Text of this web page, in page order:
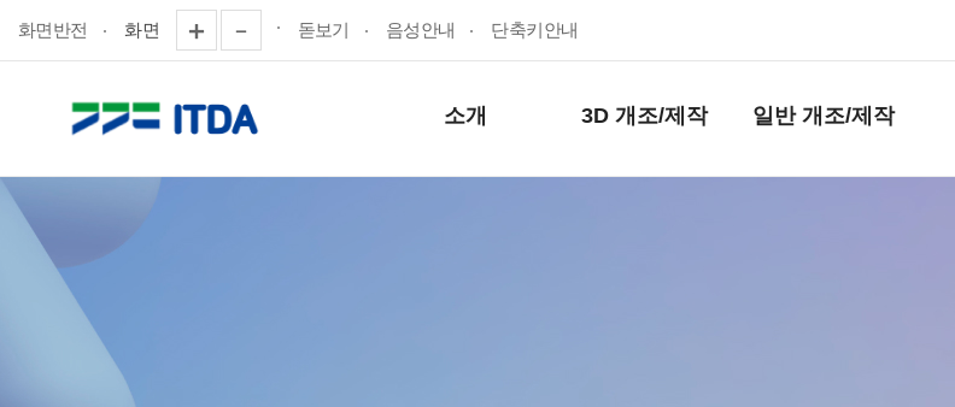
화면반전 화면 돋보기 음성안내 단축키안내
소개 3D 개조/제작 일반 개조/제작